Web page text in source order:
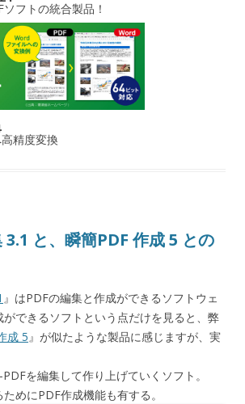
フトの統合製品！
精度変換
3.1 と、瞬簡PDF 作成 5 との
』はPDFの編集と作成ができるソフトウェ
できるソフトという点だけを見ると、弊
成 5』が似たような製品に感じますが、実
を編集して作り上げていくソフト。
めにPDF作成機能も有する。